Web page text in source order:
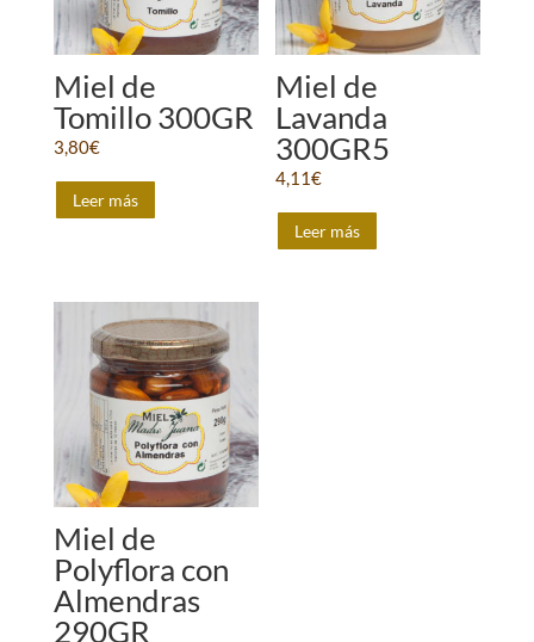
Miel de
Tomillo 300GR
3,80€
Leer más
Miel de
Lavanda
300GR5
4,11€
Leer más
Miel de
Polyflora con
Almendras
290GR